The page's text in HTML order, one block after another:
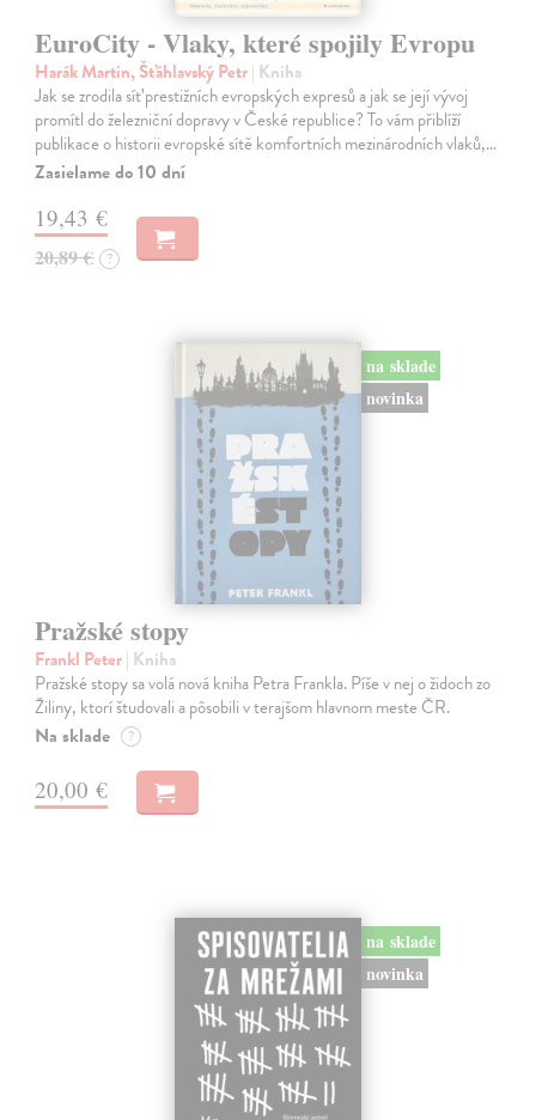
EuroCity - Vlaky, které spojily Evropu
Harák Martin, Šťáhlavský Petr| Kniha
Jak se zrodila síť prestižních evropských expresů a jak se její vývoj
promítl do železniční dopravy v České republice? To vám přiblíží
publikace o historii evropské sítě komfortních mezinárodních vlaků,…
Zasielame do 10 dní
19,43 €
20,89 € ?
na sklade
novinka
Pražské stopy
Frankl Peter| Kniha
Pražské stopy sa volá nová kniha Petra Frankla. Píše v nej o židoch zo
Žiliny, ktorí študovali a pôsobili v terajšom hlavnom meste ČR.
Na sklade ?
20,00 €
na sklade
novinka